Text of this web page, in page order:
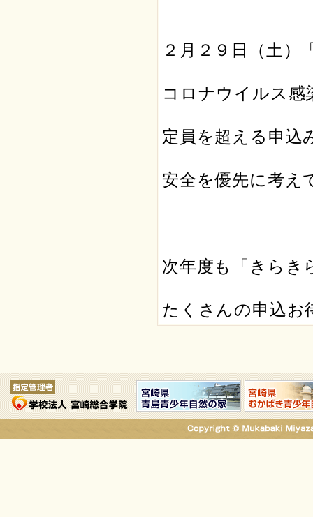
２月２９日（土）
コロナウイルス感
定員を超える申込
安全を優先に考え
次年度も「きらき
たくさんの申込お